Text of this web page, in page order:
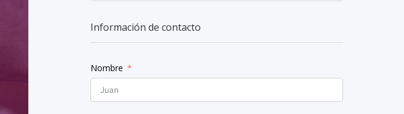
Información de contacto
Nombre